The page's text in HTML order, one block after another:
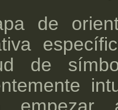
de
de